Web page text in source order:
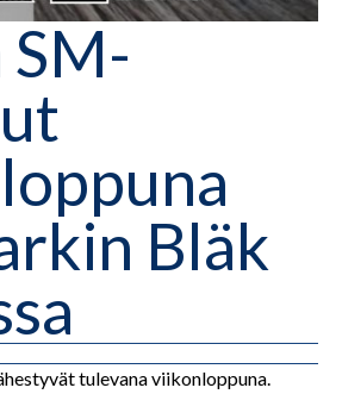
Bläk
tulevana viikonloppuna.